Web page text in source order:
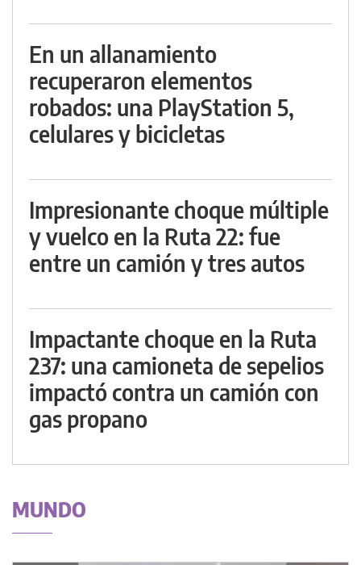
En un allanamiento
recuperaron elementos
robados: una PlayStation 5,
celulares y bicicletas
Impresionante choque múltiple
y vuelco en la Ruta 22: fue
entre un camión y tres autos
Impactante choque en la Ruta
237: una camioneta de sepelios
impactó contra un camión con
gas propano
MUNDO